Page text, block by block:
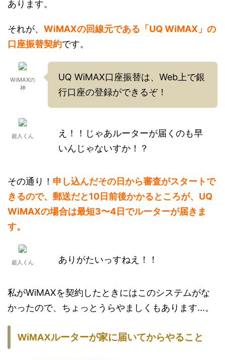
あります。
それが、 WiMAXの回線元である「UQ WiMAX」の
口座振替契約です。
WiMAXの
神
UQ WiMAX口座振替は、Web上で銀
行口座の登録ができるぞ！
超人くん
え！！じゃあルーターが届くのも早
いんじゃないすか！？
その通り！ 申し込んだその日から審査がスタートで
きるので、郵送だと10日前後かかるところが、UQ
WiMAXの場合は最短3〜4日でルーターが届きま
す。
超人くん ありがたいっすねえ！！
私がWiMAXを契約したときにはこのシステムがな
かったので、ちょっとうらやましくもあります…。
WiMAXルーターが家に届いてからやること